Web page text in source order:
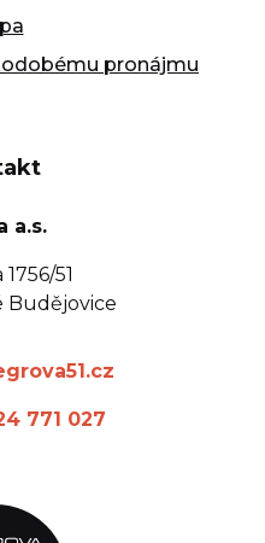
pronájmu
a.s.
51
Budějovice
771 027